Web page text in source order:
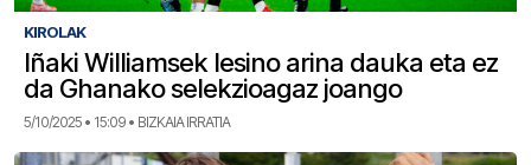
KIROLAK
Iñaki Williamsek lesino arina dauka eta ez
da Ghanako selekzioagaz joango
5/10/2025 • 15:09 • BIZKAIA IRRATIA